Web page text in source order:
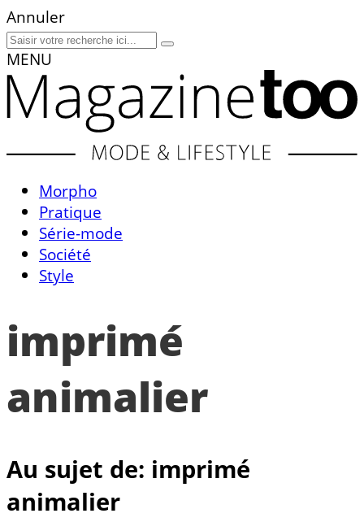
Annuler
MENU
Morpho
Pratique
Série-mode
Société
Style
imprimé
animalier
Au sujet de: imprimé
animalier